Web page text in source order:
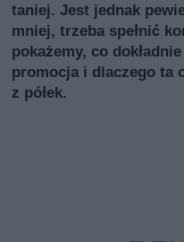
taniej. Jest jednak
mniej, trzeba spełnić
pokażemy, co
promocja i dlaczego ta
z półek.